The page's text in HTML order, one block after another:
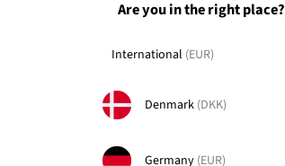
Are you in the right place?
International (EUR)
Denmark (DKK)
Germany (EUR)